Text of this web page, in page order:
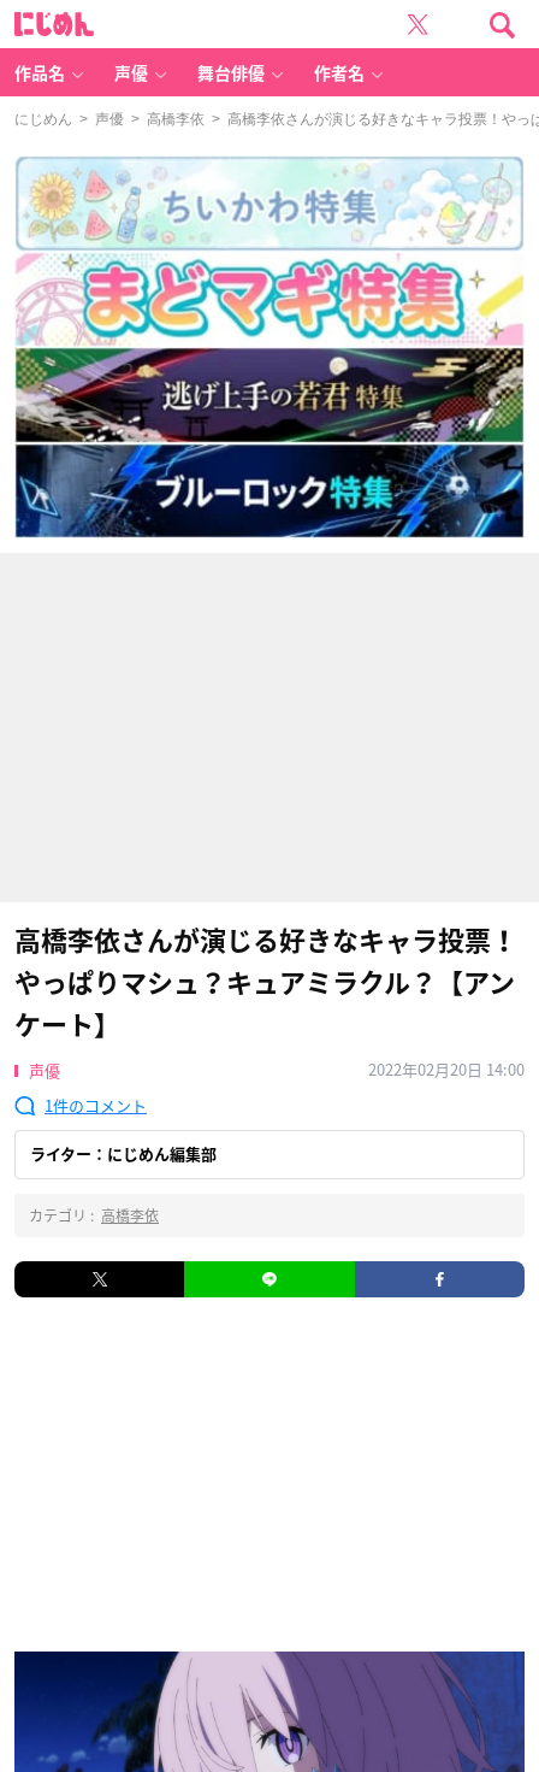
作品名 声優 舞台俳優 作者名
にじめん > 声優 > 高橋李依 > 高橋李依さんが演じる好きなキャラ投票！やっ
高橋李依さんが演じる好きなキャラ投票！
やっぱりマシュ？キュアミラクル？【アン
ケート】
声優
2022年02月20日 14:00
1
ライター：にじめん編集部
カテゴリ : 高橋李依